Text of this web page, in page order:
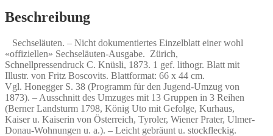
Sechseläuten-
Ausgabe.
Beschreibung
Sechseläuten. – Nicht dokumentiertes Einzelblatt einer wohl
«offiziellen» Sechseläuten-Ausgabe. Zürich,
Schnellpressendruck C. Knüsli, 1873. 1 gef. lithogr. Blatt mit
Illustr. von Fritz Boscovits. Blattformat: 66 x 44 cm.
Vgl. Honegger S. 38 (Programm für den Jugend-Umzug von
1873). – Ausschnitt des Umzuges mit 13 Gruppen in 3 Reihen
(Berner Landsturm 1798, König Uto mit Gefolge, Kurhaus,
Kaiser u. Kaiserin von Österreich, Tyroler, Wiener Prater, Ulmer-
Donau-Wohnungen u. a.). – Leicht gebräunt u. stockfleckig.